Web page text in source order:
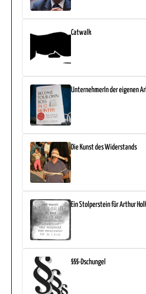
Catwalk
UnternehmerIn der eigenen
Die Kunst des Widerstands
Ein Stolperstein für Arthur
§§§-Dschungel